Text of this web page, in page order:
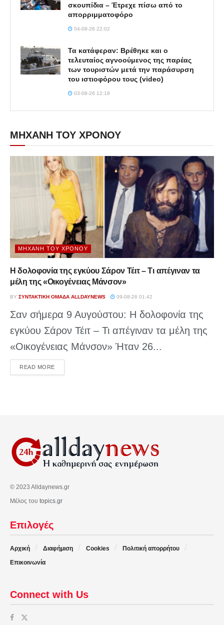
σκουπίδια – Έτρεχε πίσω από το
απορριμματοφόρο
04-08-26 22:02
Τα κατάφεραν: Βρέθηκε και ο
τελευταίος αγνοούμενος της παρέας
των τουριστών μετά την παράσυρση
του ιστιοφόρου τους (video)
03-08-26 12:18
ΜΗΧΑΝΗ ΤΟΥ ΧΡΟΝΟΥ
ΜΗΧΑΝΉ ΤΟΥ ΧΡΌΝΟΥ
Η δολοφονία της εγκύου Σάρον Τέιτ – Τι απέγιναν τα
μέλη της «Οικογένειας Μάνσον»
BY ΣΥΝΤΑΚΤΙΚΉ ΟΜΆΔΑ ALLDAYNEWS 09-08-26 01:42
Σαν σήμερα 9 Αυγούστου: Η δολοφονία της
εγκύου Σάρον Τέιτ – Τι απέγιναν τα μέλη της
«Οικογένειας Μάνσον» Ήταν 26...
READ MOREDETAILS
© 2023 Alldaynews.gr
Μέλος του topics.gr
Επιλογές
Αρχική Διαφήμιση Cookies
Πολιτική απορρήτου
Επικοινωνία
Connect with Us